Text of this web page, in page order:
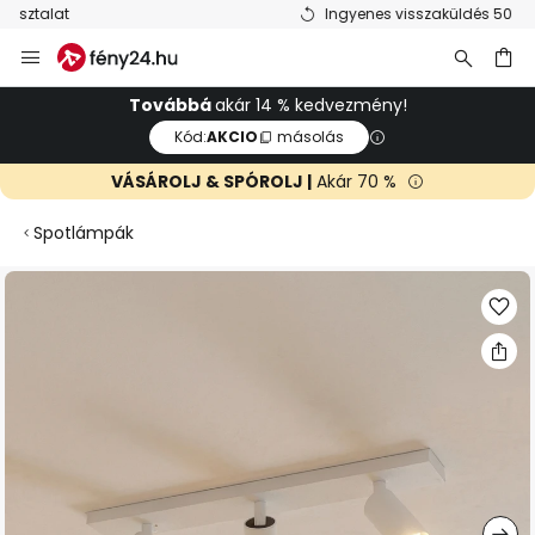
Ingyenes visszaküldés 50 napon belül
Ugrás
a
tartalomhozTovábbáakár 14 % kedvezmény!
Kód:AKCIO másolás
VÁSÁROLJ & SPÓROLJ | Akár 70 %
Spotlámpák
Ugrás